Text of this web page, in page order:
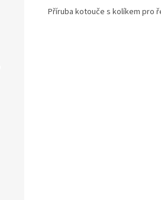
Příruba kotouče s kolíkem pro